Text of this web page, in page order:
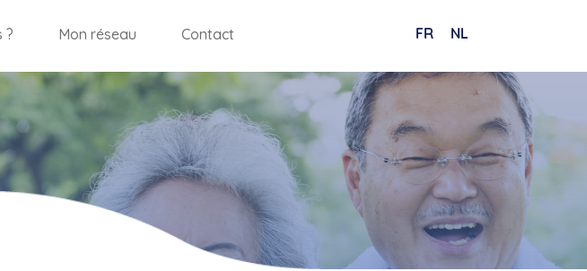
? Mon réseau Contact FR NL